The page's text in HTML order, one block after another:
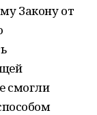
Закону от
смогли